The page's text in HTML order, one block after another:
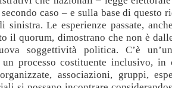
caso – e sulla base di questo
sinistra. Le esperienze passate,
il quorum, dimostrano che non è
soggettività politica. C’è
processo costituente inclusivo,
associazioni, gruppi,